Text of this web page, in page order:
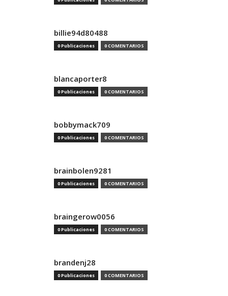
billie94d80488
0 Publicaciones 0 COMENTARIOS
blancaporter8
0 Publicaciones 0 COMENTARIOS
bobbymack709
0 Publicaciones 0 COMENTARIOS
brainbolen9281
0 Publicaciones 0 COMENTARIOS
braingerow0056
0 Publicaciones 0 COMENTARIOS
brandenj28
0 Publicaciones 0 COMENTARIOS